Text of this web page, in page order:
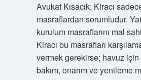
Avukat Kısacık: Kiracı
masraflardan sorumludur.
kurulum masraflarını mal
Kiracı bu masrafları
vermek gerekirse; havuz
bakım, onarım ve yenileme